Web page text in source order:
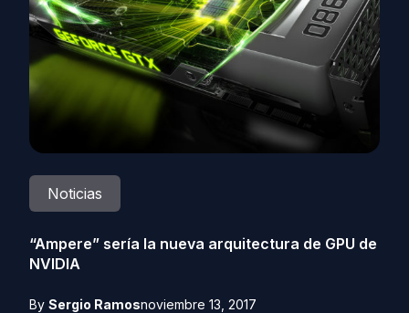
Noticias
“Ampere” sería la nueva arquitectura de GPU de
NVIDIA
By Sergio Ramosnoviembre 13, 2017